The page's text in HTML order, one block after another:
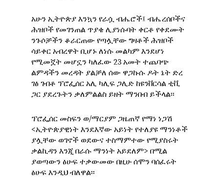
አሁን ኢትዮጵያ እንኳን የራሷ ብሔሮች፤ ብሔረሰቦችና
ሕዝቦች የመገንጠል ጥያቄ ሊያነሱባት ቀርቶ የቀደሙት
ንጉሶቻችን ቆራርጠው የጣሏቸው ግዛቶች ሕዝቦች
ሳይቀር አብረዋት ቢሆኑ ለነሱ መልካም እንደሆነ
የሚመኟት መሆኗን ካለፈው 23 አመት ተጨባጭ
ልምዳችን መረዳት ያልቻለ ሰው ዋጋኩሱ ዶት ኔት ድረ
ገፅ ገብቶ ፕሮፌሰር አሊ ካሊፍ ጋሊድ ከዩንቨርሳል ቲቪ
ጋር ያደረጉትን ቃለምልልስ ይዘት ማንበብ ይችላል፡፡
ፕሮፌሰር መስፍን ወ/ማርያም ጋዜጠኛ የማነ ነጋሽ
<ኢትዮጵያዊነት እንደእኛው አይነት የተለያዩ ማንነቶች
ያሏቸው ወገኖች ወደውና ተስማምተው የሚያስሩት
ቃልኪዳን እንጂ በራሱ ማንነት አይደለም> በሚል
ያወጣውን ፅሁፍ ተቃውመው በዚሁ ሰሞን ባሰፈሩት
ፅሁፍ እንዲህ ብለዋል፡፡